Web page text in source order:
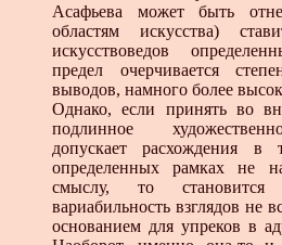
Асафьева может быть
областям искусства)
искусствоведов
предел очерчивается
выводов, намного более
Однако, если принять во
подлинное
допускает расхождения в
определенных рамках не
смыслу, то
вариабильность взглядов не
основанием для упреков в